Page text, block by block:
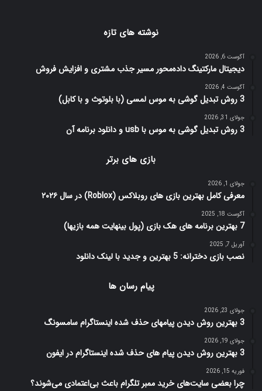
نوشته های تازه
آگوست 6, 2026
دیجیتال مارکتینگ داده‌محور مسیر جذب مشتری و افزایش فروش
آگوست 4, 2026
3 روش تبدیل گوشی به موس لمسی (با بلوتوث و با کابل)
جولای 31, 2026
3 روش تبدیل گوشی به موس با usb و دانلود برنامه آن
بازی های برتر
جولای 1, 2026
معرفی کامل بهترین بازی های روبلاکس (Roblox) در سال ۲۰۲۶
آگوست 18, 2025
7 بهترین برنامه های هک بازی (پول بینهایت همه بازیها)
آوریل 7, 2025
نصب بازی دخترانه: 5 بهترین و جدید با لینک دانلود
پیام رسان ها
جولای 23, 2026
3 بهترین روش دیدن پیامهای حذف شده اینستاگرام سامسونگ
جولای 19, 2026
3 بهترین روش دیدن پیام های حذف شده اینستاگرام در ایفون
فوریه 15, 2026
چرا بعضی سایت‌های خرید ممبر تلگرام باعث بی‌اعتمادی می‌شوند؟